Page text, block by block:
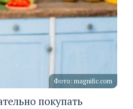
Фото: magnific.com
покупать